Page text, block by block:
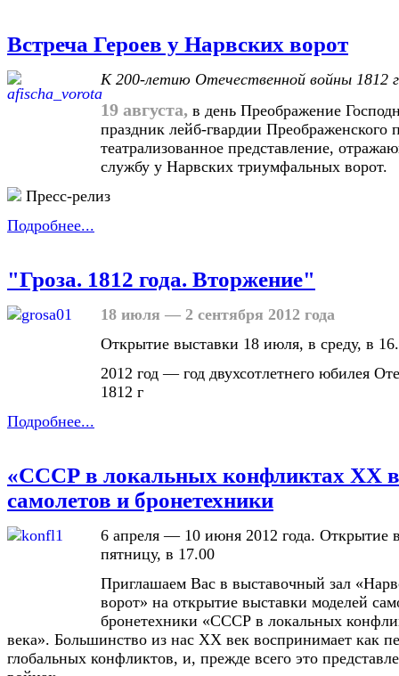
Встреча Героев у Нарвских ворот
К 200-летию Отечественной войны 1812
19 августа, в день Преображение
праздник лейб-гвардии Преображенского
театрализованное представление,
службу у Нарвских триумфальных ворот.
Пресс-релиз
Подробнее...
"Гроза. 1812 года. Вторжение"
18 июля — 2 сентября 2012 года
Открытие выставки 18 июля, в среду, в
2012 год — год двухсотлетнего юбилея
1812 г
Подробнее...
«CCCР в локальных конфликтах ХХ
самолетов и бронетехники
6 апреля — 10 июня 2012 года. Открытие
пятницу, в 17.00
Приглашаем Вас в выставочный зал
ворот» на открытие выставки моделей
бронетехники «СССР в локальных
века». Большинство из нас XX век воспринимает как
глобальных конфликтов, и, прежде всего это